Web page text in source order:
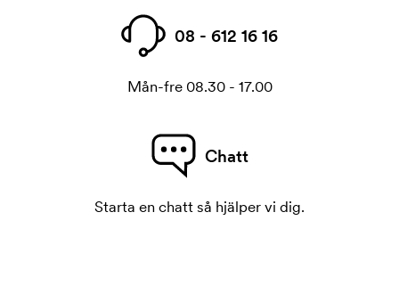
08 - 612 16 16
Mån-fre 08.30 - 17.00
Chatt
Starta en chatt så hjälper vi dig.